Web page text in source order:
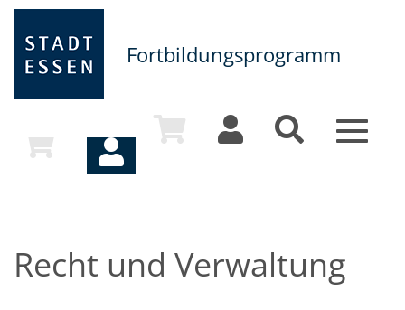
Fortbildungsprogramm
Toggle
Recht und Verwaltung